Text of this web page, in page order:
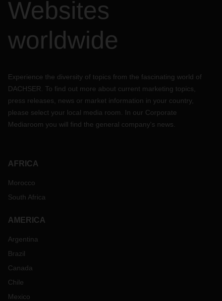
Websites
worldwide
Experience the diversity of topics from the fascinating world of
DACHSER. To find out more about current marketing topics,
press releases, news or market information in your country,
please select your local media room. In our Corporate
Mediaroom you will find the general company's news.
AFRICA
Morocco
South Africa
AMERICA
Argentina
Brazil
Canada
Chile
Mexico